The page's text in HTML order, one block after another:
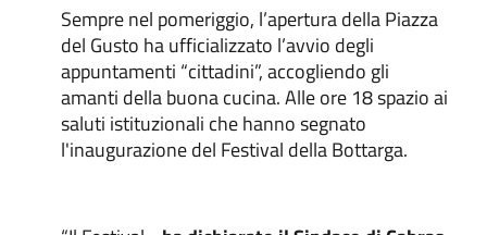
Sempre nel pomeriggio, l’apertura della Piazza
del Gusto ha ufficializzato l’avvio degli
appuntamenti “cittadini”, accogliendo gli
amanti della buona cucina. Alle ore 18 spazio ai
saluti istituzionali che hanno segnato
l'inaugurazione del Festival della Bottarga.